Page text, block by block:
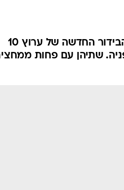
אחרי הפרומואים הבולטים, הגיע זמן הנתונים: תוכנית הבידור החדשה של ערוץ 10
לפניה. שתיהן עם פחות